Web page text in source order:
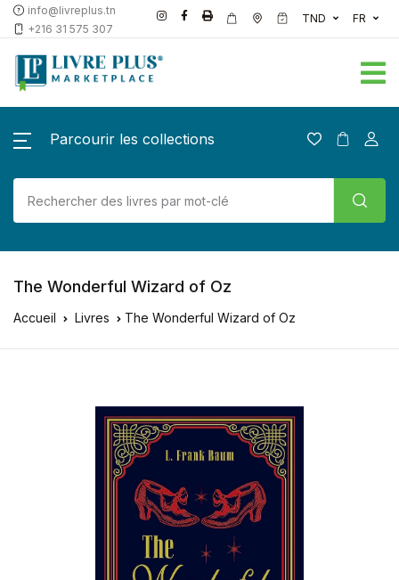
info@livreplus.tn
+216 31 575 307
TND FR
Parcourir les collections
The Wonderful Wizard of Oz
Accueil Livres The Wonderful Wizard of Oz